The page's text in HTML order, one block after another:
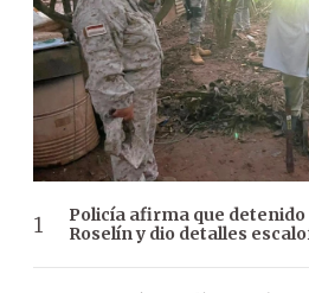
Policía afirma que
Roselín y dio detalles